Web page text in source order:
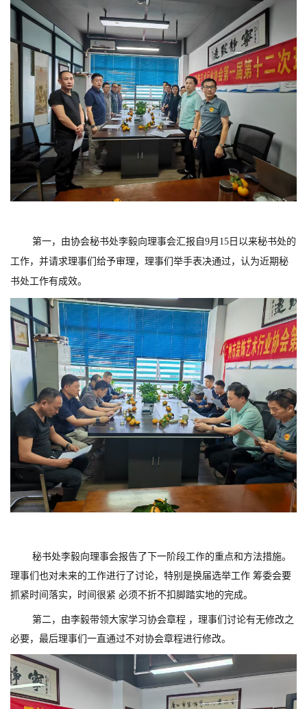
第一，由协会秘书处李毅向理事会汇报自9月15日以来秘书处的
工作，并请求理事们给予审理，理事们举手表决通过，认为近期秘
书处工作有成效。
秘书处李毅向理事会报告了下一阶段工作的重点和方法措施。
理事们也对未来的工作进行了讨论，特别是换届选举工作 筹委会要
抓紧时间落实，时间很紧 必须不折不扣脚踏实地的完成。
第二，由李毅带领大家学习协会章程 ，理事们讨论有无修改之
必要，最后理事们一直通过不对协会章程进行修改。